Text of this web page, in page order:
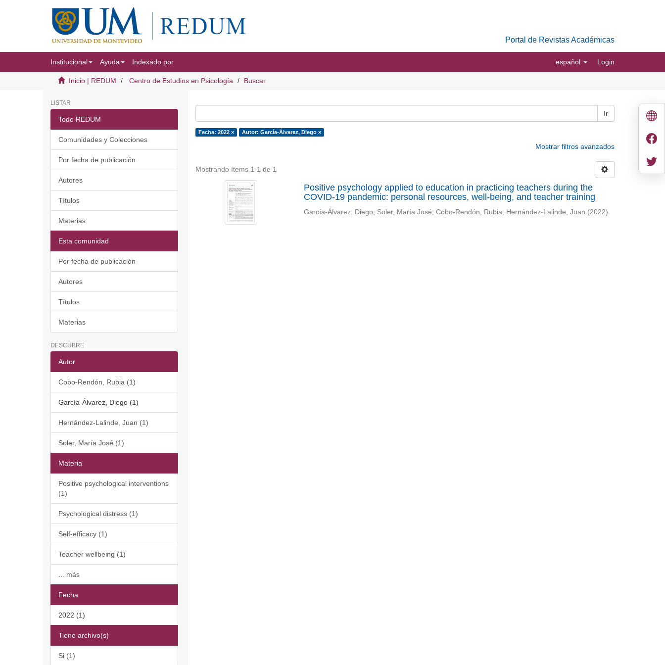
Portal de Revistas Académicas
Institucional Ayuda Indexado por español Login
Inicio | REDUM Centro de Estudios en Psicología Buscar
LISTAR
Todo REDUM
Comunidades y Colecciones
Por fecha de publicación
Autores
Títulos
Materias
Esta comunidad
Por fecha de publicación
Autores
Títulos
Materias
DESCUBRE
Autor
Cobo-Rendón, Rubia (1)
García-Álvarez, Diego (1)
Hernández-Lalinde, Juan (1)
Soler, María José (1)
Materia
Positive psychological interventions
(1)
Psychological distress (1)
Self-efficacy (1)
Teacher wellbeing (1)
... más
Fecha
2022 (1)
Tiene archivo(s)
Si (1)
Ir
Fecha: 2022 × Autor: García-Álvarez, Diego ×
Mostrar filtros avanzados
Mostrando ítems 1-1 de 1
Positive psychology applied to education in practicing teachers during the
COVID-19 pandemic: personal resources, well-being, and teacher training
García-Álvarez, Diego; Soler, María José; Cobo-Rendón, Rubia; Hernández-Lalinde, Juan (2022)